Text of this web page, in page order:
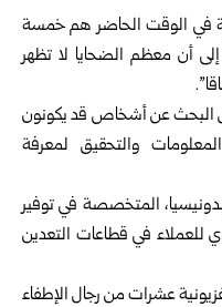
في الوقت الحاضر هم خمسة
إلى أن معظم الضحايا لا تظهر
البحث عن أشخاص قد يكونون
والتحقيق لمعرفة
المتخصصة في توفير
للعملاء في قطاعات التعدين
عشرات من رجال الإطفاء